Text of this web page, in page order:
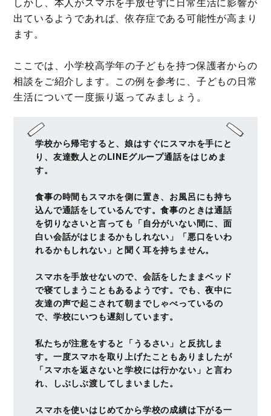
出ているようであれば、依存症である可能性が高まり
ます。
ここでは、小学校高学年の子どもを持つ保護者からの
相談をご紹介します。この例を参考に、子どもの日常
生活について一度振り返ってみましょう。
学校から帰宅すると、娘はすぐにスマホを手にと
り、友達数人とのLINEグループ通話をはじめま
す。
食事の時間もスマホを側に置き、お風呂にも持ち
込んで通話をしているんです。食事のときは通話
を切りなさいと言っても「自分がいない間に、面
白い会話がはじまるかもしれない」「悪口をいわ
れるかもしれない」と聞く耳を持ちません。
スマホを手放せないので、会話をしたままベッド
で寝てしまうこともあるようです。でも、夜中に
友達の声で起こされて朝までしゃべっているの
で、学校にいつも遅刻しています。
私たちが注意をすると「うるさい」と反抗しま
す。一度スマホを取り上げたこともありましたが
「スマホを返さないと学校には行かない」と言わ
れ、しぶしぶ渡してしまいました。
スマホを使いはじめてから学校の成績は下がる一